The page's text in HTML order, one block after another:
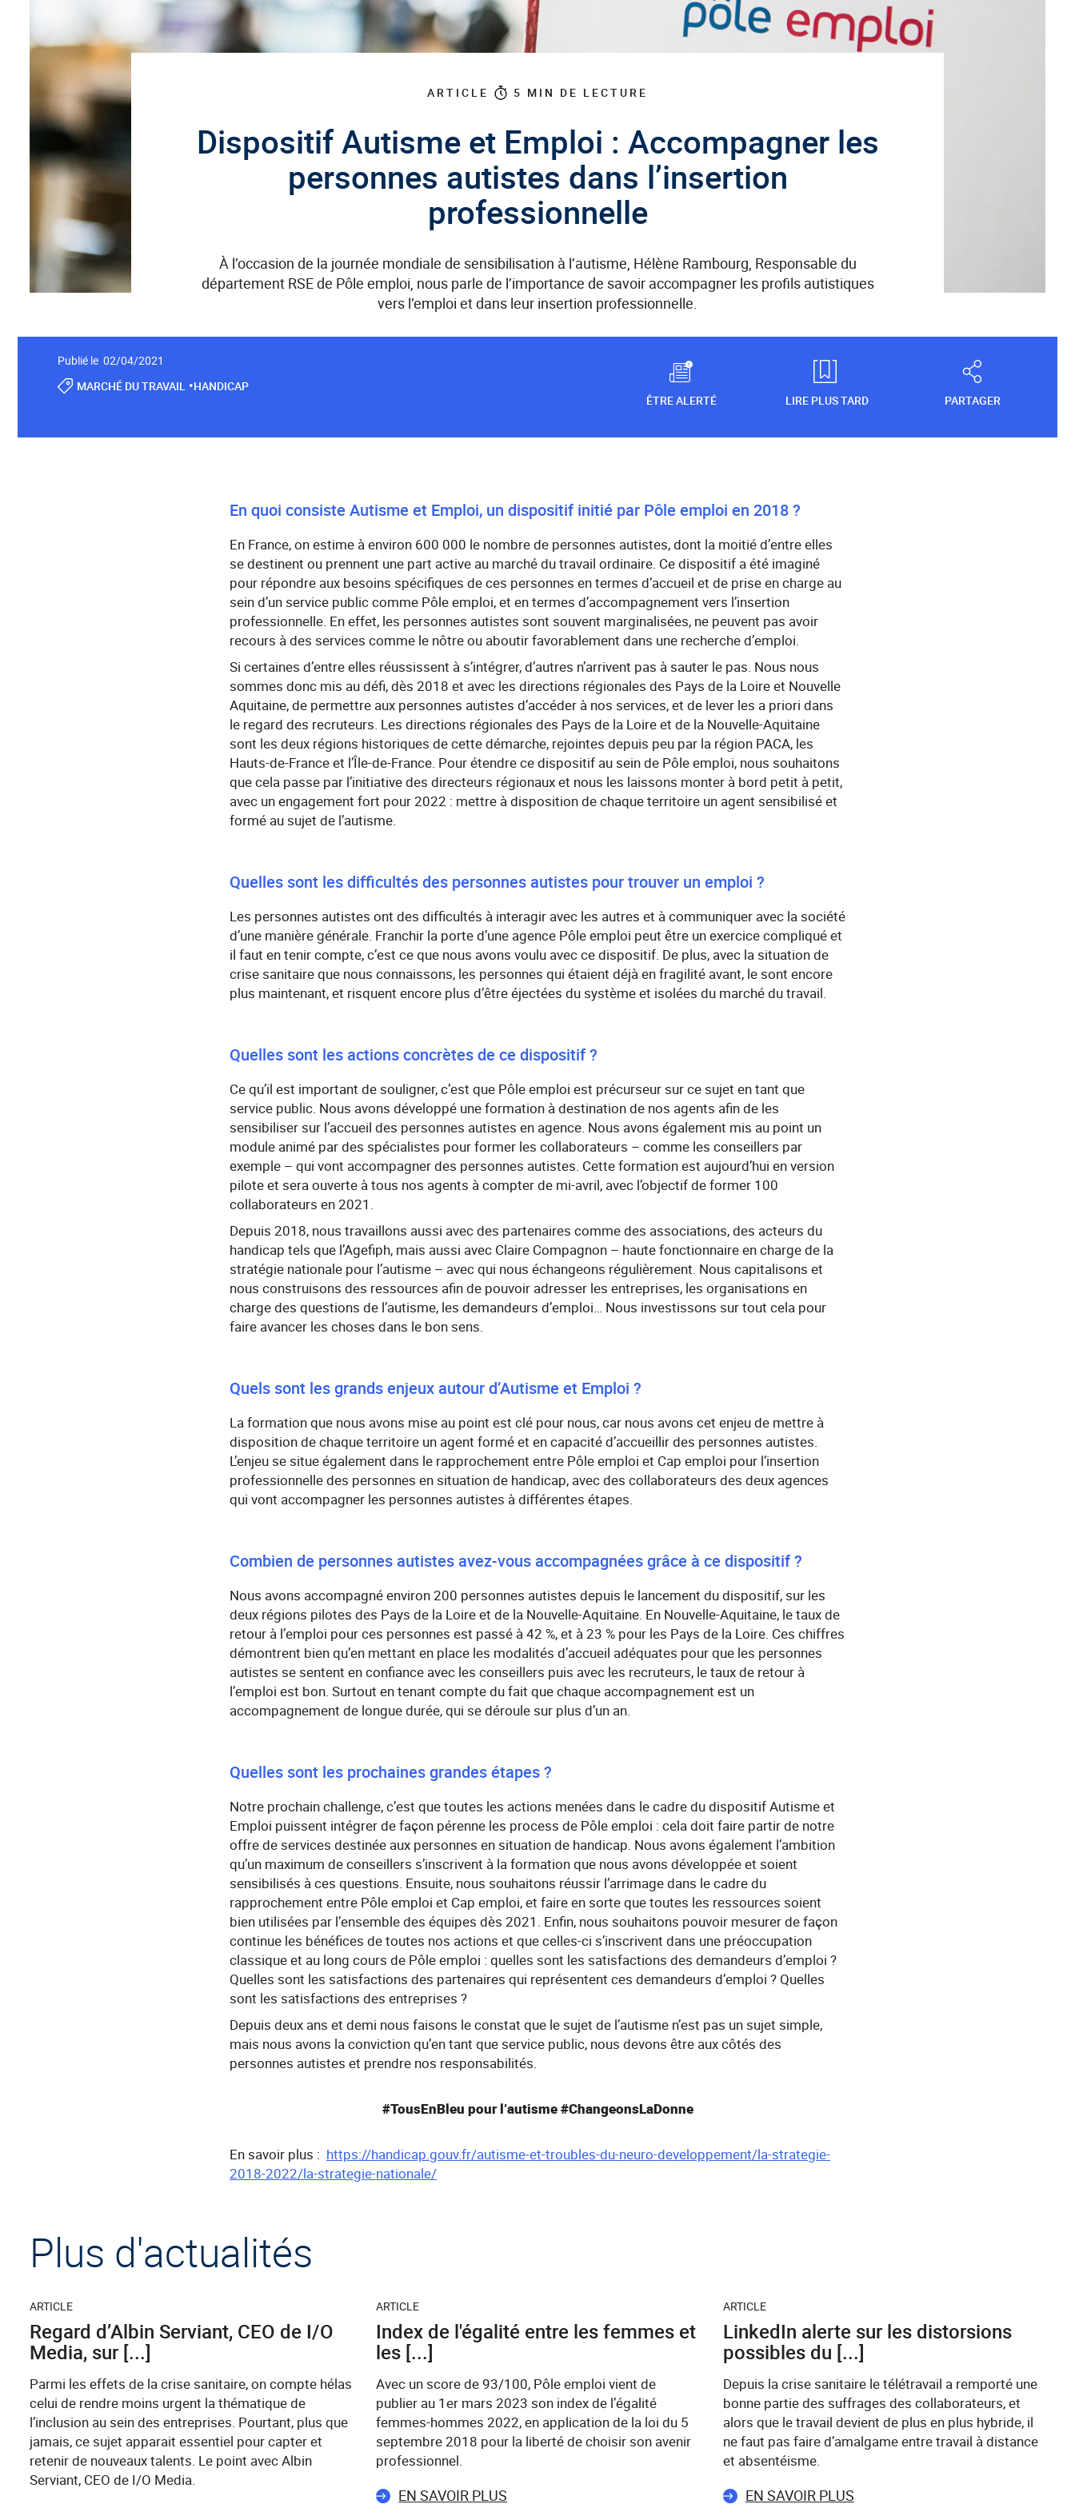
ARTICLE 5 MIN DE LECTURE
Dispositif Autisme et Emploi : Accompagner les
personnes autistes dans l’insertion
professionnelle
À l’occasion de la journée mondiale de sensibilisation à l’autisme, Hélène Rambourg, Responsable du
département RSE de Pôle emploi, nous parle de l’importance de savoir accompagner les profils autistiques
vers l’emploi et dans leur insertion professionnelle.
Publié le 02/04/2021
MARCHÉ DU TRAVAIL •HANDICAP
ÊTRE ALERTÉ
LIRE PLUS TARD PARTAGER
En quoi consiste Autisme et Emploi, un dispositif initié par Pôle emploi en 2018 ?
En France, on estime à environ 600 000 le nombre de personnes autistes, dont la moitié d’entre elles
se destinent ou prennent une part active au marché du travail ordinaire. Ce dispositif a été imaginé
pour répondre aux besoins spécifiques de ces personnes en termes d’accueil et de prise en charge au
sein d’un service public comme Pôle emploi, et en termes d’accompagnement vers l’insertion
professionnelle. En effet, les personnes autistes sont souvent marginalisées, ne peuvent pas avoir
recours à des services comme le nôtre ou aboutir favorablement dans une recherche d’emploi.
Si certaines d’entre elles réussissent à s’intégrer, d’autres n’arrivent pas à sauter le pas. Nous nous
sommes donc mis au défi, dès 2018 et avec les directions régionales des Pays de la Loire et Nouvelle
Aquitaine, de permettre aux personnes autistes d’accéder à nos services, et de lever les a priori dans
le regard des recruteurs. Les directions régionales des Pays de la Loire et de la Nouvelle-Aquitaine
sont les deux régions historiques de cette démarche, rejointes depuis peu par la région PACA, les
Hauts-de-France et l’Île-de-France. Pour étendre ce dispositif au sein de Pôle emploi, nous souhaitons
que cela passe par l’initiative des directeurs régionaux et nous les laissons monter à bord petit à petit,
avec un engagement fort pour 2022 : mettre à disposition de chaque territoire un agent sensibilisé et
formé au sujet de l’autisme.
Quelles sont les difficultés des personnes autistes pour trouver un emploi ?
Les personnes autistes ont des difficultés à interagir avec les autres et à communiquer avec la société
d’une manière générale. Franchir la porte d’une agence Pôle emploi peut être un exercice compliqué et
il faut en tenir compte, c’est ce que nous avons voulu avec ce dispositif. De plus, avec la situation de
crise sanitaire que nous connaissons, les personnes qui étaient déjà en fragilité avant, le sont encore
plus maintenant, et risquent encore plus d’être éjectées du système et isolées du marché du travail.
Quelles sont les actions concrètes de ce dispositif ?
Ce qu’il est important de souligner, c’est que Pôle emploi est précurseur sur ce sujet en tant que
service public. Nous avons développé une formation à destination de nos agents afin de les
sensibiliser sur l’accueil des personnes autistes en agence. Nous avons également mis au point un
module animé par des spécialistes pour former les collaborateurs – comme les conseillers par
exemple – qui vont accompagner des personnes autistes. Cette formation est aujourd’hui en version
pilote et sera ouverte à tous nos agents à compter de mi-avril, avec l’objectif de former 100
collaborateurs en 2021.
Depuis 2018, nous travaillons aussi avec des partenaires comme des associations, des acteurs du
handicap tels que l’Agefiph, mais aussi avec Claire Compagnon – haute fonctionnaire en charge de la
stratégie nationale pour l’autisme – avec qui nous échangeons régulièrement. Nous capitalisons et
nous construisons des ressources afin de pouvoir adresser les entreprises, les organisations en
charge des questions de l’autisme, les demandeurs d’emploi… Nous investissons sur tout cela pour
faire avancer les choses dans le bon sens.
Quels sont les grands enjeux autour d’Autisme et Emploi ?
La formation que nous avons mise au point est clé pour nous, car nous avons cet enjeu de mettre à
disposition de chaque territoire un agent formé et en capacité d’accueillir des personnes autistes.
L’enjeu se situe également dans le rapprochement entre Pôle emploi et Cap emploi pour l’insertion
professionnelle des personnes en situation de handicap, avec des collaborateurs des deux agences
qui vont accompagner les personnes autistes à différentes étapes.
Combien de personnes autistes avez-vous accompagnées grâce à ce dispositif ?
Nous avons accompagné environ 200 personnes autistes depuis le lancement du dispositif, sur les
deux régions pilotes des Pays de la Loire et de la Nouvelle-Aquitaine. En Nouvelle-Aquitaine, le taux de
retour à l’emploi pour ces personnes est passé à 42 %, et à 23 % pour les Pays de la Loire. Ces chiffres
démontrent bien qu’en mettant en place les modalités d’accueil adéquates pour que les personnes
autistes se sentent en confiance avec les conseillers puis avec les recruteurs, le taux de retour à
l’emploi est bon. Surtout en tenant compte du fait que chaque accompagnement est un
accompagnement de longue durée, qui se déroule sur plus d’un an.
Quelles sont les prochaines grandes étapes ?
Notre prochain challenge, c’est que toutes les actions menées dans le cadre du dispositif Autisme et
Emploi puissent intégrer de façon pérenne les process de Pôle emploi : cela doit faire partir de notre
offre de services destinée aux personnes en situation de handicap. Nous avons également l’ambition
qu’un maximum de conseillers s’inscrivent à la formation que nous avons développée et soient
sensibilisés à ces questions. Ensuite, nous souhaitons réussir l’arrimage dans le cadre du
rapprochement entre Pôle emploi et Cap emploi, et faire en sorte que toutes les ressources soient
bien utilisées par l’ensemble des équipes dès 2021. Enfin, nous souhaitons pouvoir mesurer de façon
continue les bénéfices de toutes nos actions et que celles-ci s’inscrivent dans une préoccupation
classique et au long cours de Pôle emploi : quelles sont les satisfactions des demandeurs d’emploi ?
Quelles sont les satisfactions des partenaires qui représentent ces demandeurs d’emploi ? Quelles
sont les satisfactions des entreprises ?
Depuis deux ans et demi nous faisons le constat que le sujet de l’autisme n’est pas un sujet simple,
mais nous avons la conviction qu’en tant que service public, nous devons être aux côtés des
personnes autistes et prendre nos responsabilités.
#TousEnBleu pour l’autisme #ChangeonsLaDonne
En savoir plus : https://handicap.gouv.fr/autisme-et-troubles-du-neuro-developpement/la-strategie-
2018-2022/la-strategie-nationale/
Plus d'actualités
ARTICLE
Regard d’Albin Serviant, CEO de I/O
Media, sur [...]
Parmi les effets de la crise sanitaire, on compte hélas
celui de rendre moins urgent la thématique de
l’inclusion au sein des entreprises. Pourtant, plus que
jamais, ce sujet apparait essentiel pour capter et
retenir de nouveaux talents. Le point avec Albin
Serviant, CEO de I/O Media.
ARTICLE
Index de l'égalité entre les femmes et
les [...]
Avec un score de 93/100, Pôle emploi vient de
publier au 1er mars 2023 son index de l’égalité
femmes-hommes 2022, en application de la loi du 5
septembre 2018 pour la liberté de choisir son avenir
professionnel.
EN SAVOIR PLUS
ARTICLE
LinkedIn alerte sur les distorsions
possibles du [...]
Depuis la crise sanitaire le télétravail a remporté une
bonne partie des suffrages des collaborateurs, et
alors que le travail devient de plus en plus hybride, il
ne faut pas faire d’amalgame entre travail à distance
et absentéisme.
EN SAVOIR PLUS